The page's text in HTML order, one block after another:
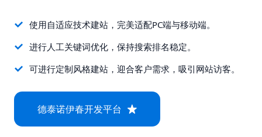
使用自适应技术建站，完美适配PC端与移动端。
进行人工关键词优化，保持搜索排名稳定。
可进行定制风格建站，迎合客户需求，吸引网站访客。
德泰诺伊春开发平台